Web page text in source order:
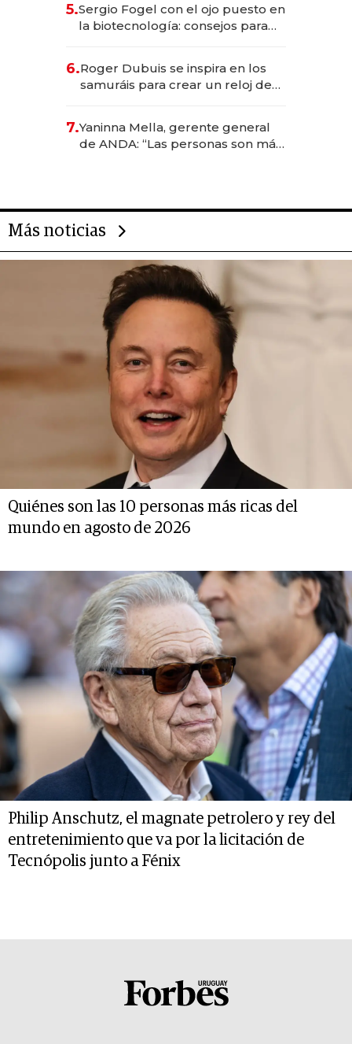
5.Sergio Fogel con el ojo puesto en
la biotecnología: consejos para
6.Roger Dubuis se inspira en los
samuráis para crear un reloj de
7.Yaninna Mella, gerente general
de ANDA: “Las personas son más
Más noticias
Quiénes son las 10 personas más ricas del
mundo en agosto de 2026
Philip Anschutz, el magnate petrolero y rey del
entretenimiento que va por la licitación de
Tecnópolis junto a Fénix